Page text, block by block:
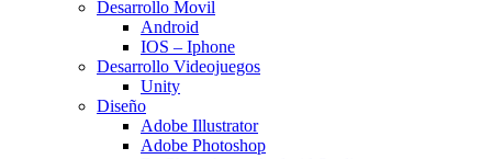
Desarrollo Movil
Android
IOS – Iphone
Desarrollo Videojuegos
Unity
Diseño
Adobe Illustrator
Adobe Photoshop